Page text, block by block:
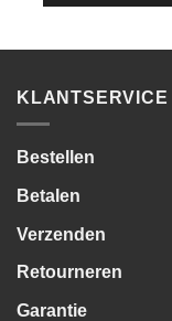
KLANTSERVICE
Bestellen
Betalen
Verzenden
Retourneren
Garantie